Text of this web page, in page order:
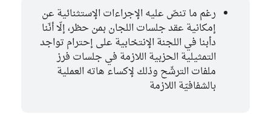
رغم ما تنصّ عليه الإجراءات الإستثنائية عن
إمكانية عقد جلسات اللجان بمن حظر، إلّا أنّنا
دأبنا في اللجنة الإنتخابية على إحترام تواجد
التمثيلية الحزبية اللازمة في جلسات فرز
ملفات الترشّح وذلك لإكساء هاته العملية
بالشفافيّة اللازمة